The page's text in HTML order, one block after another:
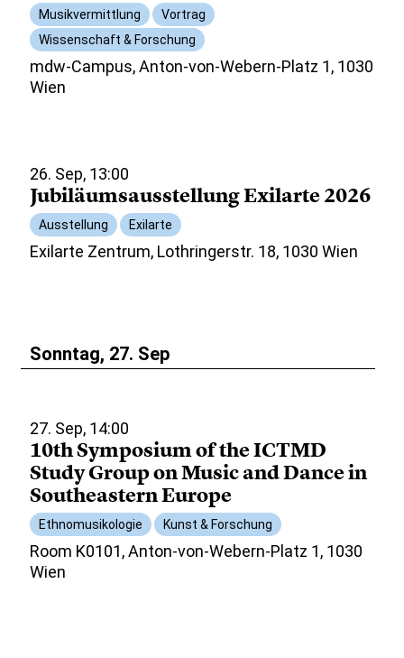
Musikvermittlung
Vortrag
Wissenschaft & Forschung
mdw-Campus, Anton-von-Webern-Platz 1, 1030
Wien
26. Sep, 13:00
Jubiläumsausstellung Exilarte 2026
Ausstellung Exilarte
Exilarte Zentrum, Lothringerstr. 18, 1030 Wien
Sonntag, 27. Sep
27. Sep, 14:00
10th Symposium of the ICTMD
Study Group on Music and Dance in
Southeastern Europe
Ethnomusikologie Kunst & Forschung
Room K0101, Anton-von-Webern-Platz 1, 1030
Wien